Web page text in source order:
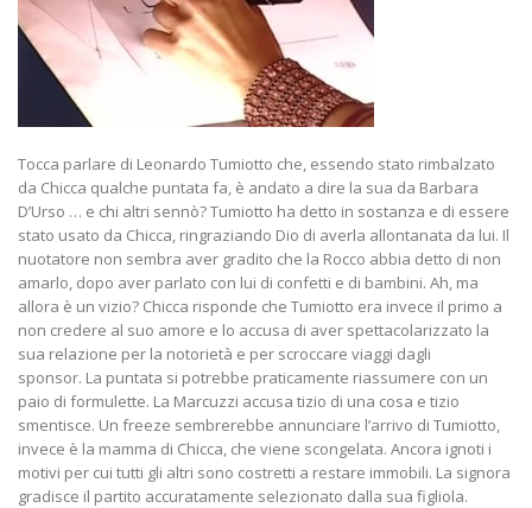
Tocca parlare di Leonardo Tumiotto che, essendo stato rimbalzato
da Chicca qualche puntata fa, è andato a dire la sua da Barbara
D’Urso … e chi altri sennò? Tumiotto ha detto in sostanza e di essere
stato usato da Chicca, ringraziando Dio di averla allontanata da lui. Il
nuotatore non sembra aver gradito che la Rocco abbia detto di non
amarlo, dopo aver parlato con lui di confetti e di bambini. Ah, ma
allora è un vizio? Chicca risponde che Tumiotto era invece il primo a
non credere al suo amore e lo accusa di aver spettacolarizzato la
sua relazione per la notorietà e per scroccare viaggi dagli
sponsor. La puntata si potrebbe praticamente riassumere con un
paio di formulette. La Marcuzzi accusa tizio di una cosa e tizio
smentisce. Un freeze sembrerebbe annunciare l’arrivo di Tumiotto,
invece è la mamma di Chicca, che viene scongelata. Ancora ignoti i
motivi per cui tutti gli altri sono costretti a restare immobili. La signora
gradisce il partito accuratamente selezionato dalla sua figliola.